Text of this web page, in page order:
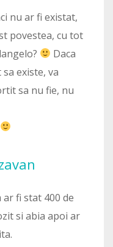
nu ar fi existat,
povestea, cu tot
Daca
existe, va
sa nu fie, nu
fi stat 400 de
si abia apoi ar